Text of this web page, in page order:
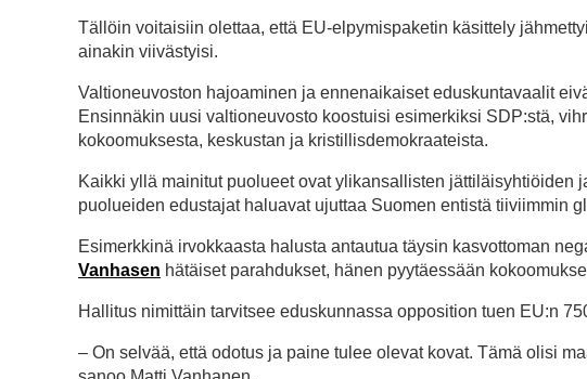
Tällöin voitaisiin olettaa, että EU-elpymispaketin käsittely
ainakin viivästyisi.
Valtioneuvoston hajoaminen ja ennenaikaiset eduskuntavaalit
Ensinnäkin uusi valtioneuvosto koostuisi esimerkiksi SDP:stä,
kokoomuksesta, keskustan ja kristillisdemokraateista.
Kaikki yllä mainitut puolueet ovat ylikansallisten jättiläisyhtiöiden
puolueiden edustajat haluavat ujuttaa Suomen entistä tiiviimmin
Esimerkkinä irvokkaasta halusta antautua täysin kasvottoman
Vanhasen hätäiset parahdukset, hänen pyytäessään
Hallitus nimittäin tarvitsee eduskunnassa opposition tuen EU:n
– On selvää, että odotus ja paine tulee olevat kovat. Tämä olisi